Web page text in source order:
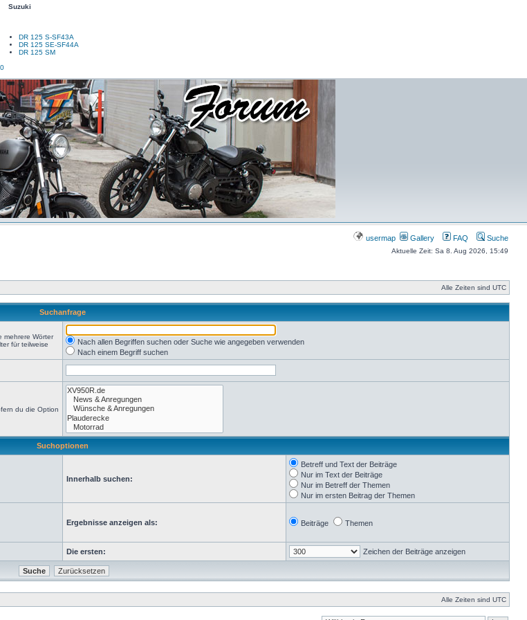
Suzuki
DR 125 S-SF43A
DR 125 SE-SF44A
DR 125 SM
usermap Gallery FAQ Suche
Aktuelle Zeit: Sa 8. Aug 2026, 15:49
Alle Zeiten sind UTC
Suchanfrage
mehrere Wörter
für teilweise
Nach allen Begriffen suchen oder Suche wie angegeben verwenden
Nach einem Begriff suchen
du die Option
Suchoptionen
Innerhalb suchen:
Betreff und Text der Beiträge
Nur im Text der Beiträge
Nur im Betreff der Themen
Nur im ersten Beitrag der Themen
Ergebnisse anzeigen als: Beiträge Themen
Die ersten: Zeichen der Beiträge anzeigen
Alle Zeiten sind UTC